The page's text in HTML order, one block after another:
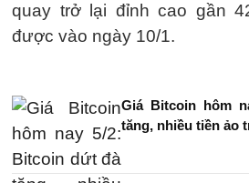
quay trở lại đỉnh cao gần
được vào ngày 10/1.
Giá Bitcoin hôm
tăng, nhiều tiền ảo